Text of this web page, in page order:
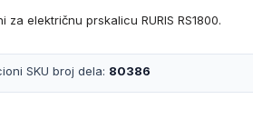
za električnu prskalicu RURIS RS1800.
SKU broj dela: 80386